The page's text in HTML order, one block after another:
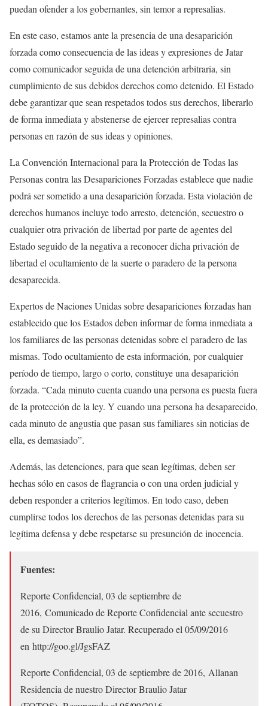
puedan ofender a los gobernantes, sin temor a represalias.
En este caso, estamos ante la presencia de una desaparición
forzada como consecuencia de las ideas y expresiones de Jatar
como comunicador seguida de una detención arbitraria, sin
cumplimiento de sus debidos derechos como detenido. El Estado
debe garantizar que sean respetados todos sus derechos, liberarlo
de forma inmediata y abstenerse de ejercer represalias contra
personas en razón de sus ideas y opiniones.
La Convención Internacional para la Protección de Todas las
Personas contra las Desapariciones Forzadas establece que nadie
podrá ser sometido a una desaparición forzada. Esta violación de
derechos humanos incluye todo arresto, detención, secuestro o
cualquier otra privación de libertad por parte de agentes del
Estado seguido de la negativa a reconocer dicha privación de
libertad el ocultamiento de la suerte o paradero de la persona
desaparecida.
Expertos de Naciones Unidas sobre desapariciones forzadas han
establecido que los Estados deben informar de forma inmediata a
los familiares de las personas detenidas sobre el paradero de las
mismas. Todo ocultamiento de esta información, por cualquier
período de tiempo, largo o corto, constituye una desaparición
forzada. “Cada minuto cuenta cuando una persona es puesta fuera
de la protección de la ley. Y cuando una persona ha desaparecido,
cada minuto de angustia que pasan sus familiares sin noticias de
ella, es demasiado”.
Además, las detenciones, para que sean legítimas, deben ser
hechas sólo en casos de flagrancia o con una orden judicial y
deben responder a criterios legítimos. En todo caso, deben
cumplirse todos los derechos de las personas detenidas para su
legítima defensa y debe respetarse su presunción de inocencia.
Fuentes:
Reporte Confidencial, 03 de septiembre de
2016, Comunicado de Reporte Confidencial ante secuestro
de su Director Braulio Jatar. Recuperado el 05/09/2016
en http://goo.gl/JgsFAZ
Reporte Confidencial, 03 de septiembre de 2016, Allanan
Residencia de nuestro Director Braulio Jatar